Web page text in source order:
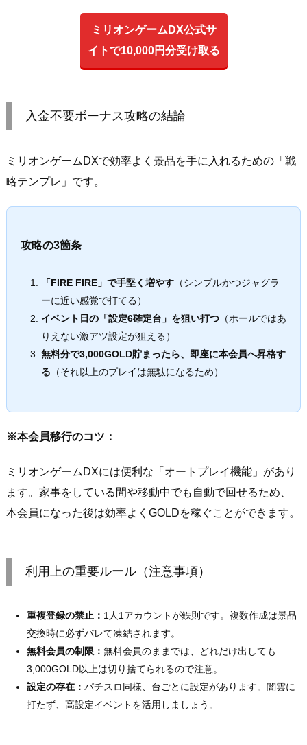
ミリオンゲームDX公式サ
イトで10,000円分受け取る
入金不要ボーナス攻略の結論
ミリオンゲームDXで効率よく景品を手に入れるための「戦
略テンプレ」です。
攻略の3箇条
「FIRE FIRE」で手堅く増やす （シンプルかつジャグラ
ーに近い感覚で打てる）
イベント日の「設定6確定台」を狙い打つ （ホールではあ
りえない激アツ設定が狙える）
無料分で3,000GOLD貯まったら、即座に本会員へ昇格す
る （それ以上のプレイは無駄になるため）
※本会員移行のコツ：
ミリオンゲームDXには便利な「オートプレイ機能」があり
ます。家事をしている間や移動中でも自動で回せるため、
本会員になった後は効率よくGOLDを稼ぐことができます。
利用上の重要ルール（注意事項）
重複登録の禁止： 1人1アカウントが鉄則です。複数作成は景品
交換時に必ずバレて凍結されます。
無料会員の制限： 無料会員のままでは、どれだけ出しても
3,000GOLD以上は切り捨てられるので注意。
設定の存在： パチスロ同様、台ごとに設定があります。闇雲に
打たず、高設定イベントを活用しましょう。